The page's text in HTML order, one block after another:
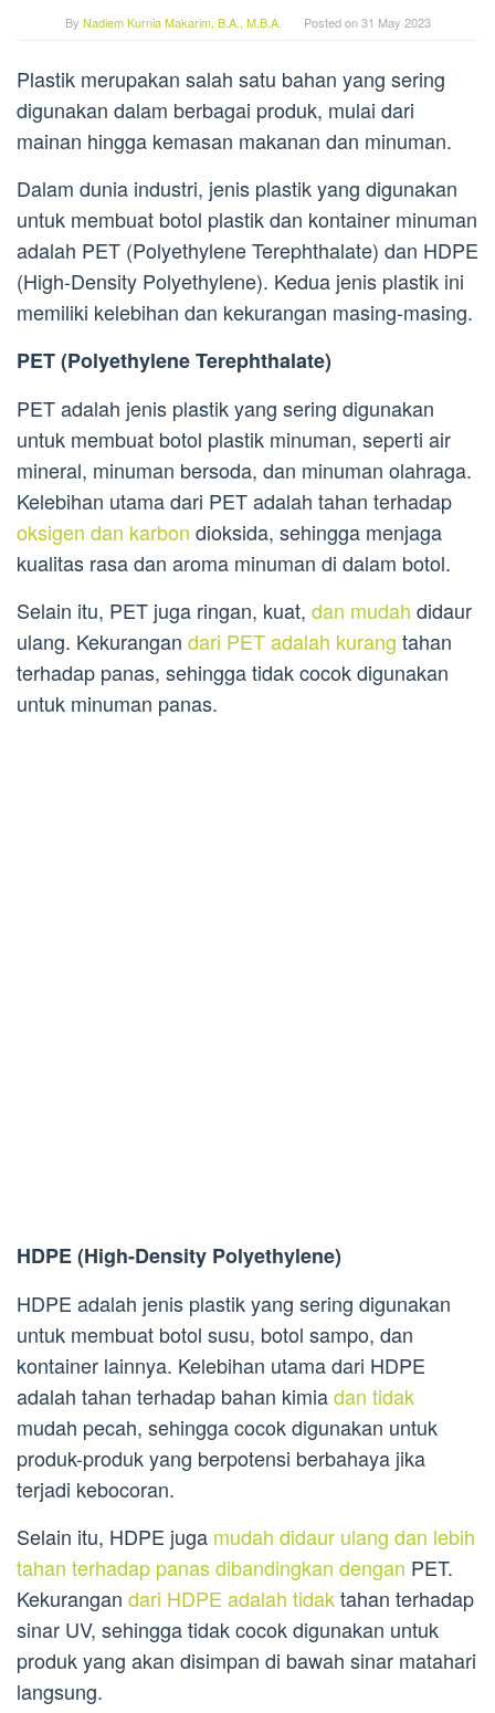
By Nadiem Kurnia Makarim, B.A., M.B.A. Posted on31 May 2023
Plastik merupakan salah satu bahan yang sering
digunakan dalam berbagai produk, mulai dari
mainan hingga kemasan makanan dan minuman.
Dalam dunia industri, jenis plastik yang digunakan
untuk membuat botol plastik dan kontainer minuman
adalah PET (Polyethylene Terephthalate) dan HDPE
(High-Density Polyethylene). Kedua jenis plastik ini
memiliki kelebihan dan kekurangan masing-masing.
PET (Polyethylene Terephthalate)
PET adalah jenis plastik yang sering digunakan
untuk membuat botol plastik minuman, seperti air
mineral, minuman bersoda, dan minuman olahraga.
Kelebihan utama dari PET adalah tahan terhadap
oksigen dan karbon dioksida, sehingga menjaga
kualitas rasa dan aroma minuman di dalam botol.
Selain itu, PET juga ringan, kuat, dan mudah didaur
ulang. Kekurangan dari PET adalah kurang tahan
terhadap panas, sehingga tidak cocok digunakan
untuk minuman panas.
HDPE (High-Density Polyethylene)
HDPE adalah jenis plastik yang sering digunakan
untuk membuat botol susu, botol sampo, dan
kontainer lainnya. Kelebihan utama dari HDPE
adalah tahan terhadap bahan kimiadan tidak
mudah pecah, sehingga cocok digunakan untuk
produk-produk yang berpotensi berbahaya jika
terjadi kebocoran.
Selain itu, HDPE juga mudah didaur ulang dan lebih
tahan terhadap panas dibandingkan dengan PET.
Kekurangan dari HDPE adalah tidaktahan terhadap
sinar UV, sehingga tidak cocok digunakan untuk
produk yang akan disimpan di bawah sinar matahari
langsung.